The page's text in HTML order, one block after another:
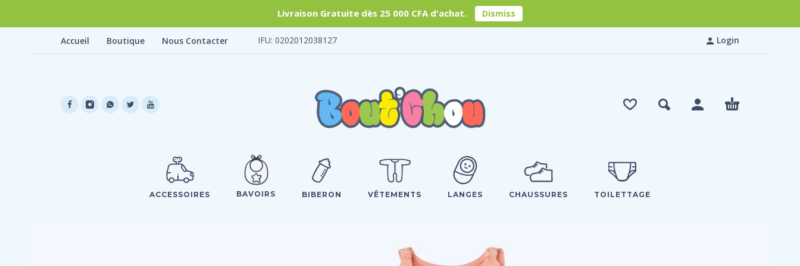
Livraison Gratuite dès 25 000 CFA d'achat. Dismiss
Accueil Boutique Nous Contacter IFU: 0202012038127 Login
ACCESSOIRES BAVOIRS BIBERON VÊTEMENTS LANGES CHAUSSURES TOILETTAGE